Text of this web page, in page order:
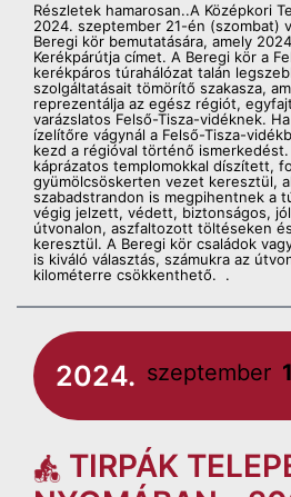
Részletek hamarosan..A Középkori
2024. szeptember 21-én (szombat)
Beregi kör bemutatására, amely
Kerékpárútja címet. A Beregi kör a
kerékpáros túrahálózat talán
szolgáltatásait tömörítő szakasza,
reprezentálja az egész régiót,
varázslatos Felső-Tisza-vidéknek.
ízelítőre vágynál a Felső-Tisza-
kezd a régióval történő
káprázatos templomokkal díszített,
gyümölcsöskerten vezet keresztül,
szabadstrandon is megpihentnek a
végig jelzett, védett, biztonságos,
útvonalon, aszfaltozott töltéseken
keresztül. A Beregi kör családok
is kiváló választás, számukra az
kilométerre csökkenthető. .
2024. szeptember
TIRPÁK